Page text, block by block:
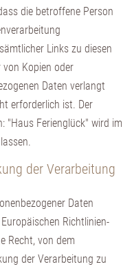
die betroffene Person
Links zu diesen
von Kopien oder
Daten verlangt
erforderlich ist. Der
"Haus Ferienglück" wird im
der Verarbeitung
Daten
Richtlinien-
Recht, von dem
der Verarbeitung zu